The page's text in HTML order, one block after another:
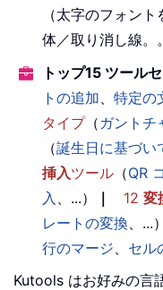
（太字のフォン
体／取り消し線。
トップ15 ツール
トの追加
特定の
タイプ（ ガントチ
（誕生日に基づい
挿入ツール （QR
入
、...） ｜ 12 変
レートの変換 、...）
行のマージ
セル
Kutools はお好みの言